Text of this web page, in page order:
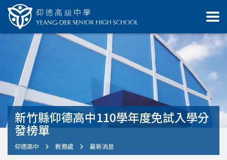
新竹縣仰德高中110學年度免試入學分
發榜單
仰德高中 教務處 最新消息